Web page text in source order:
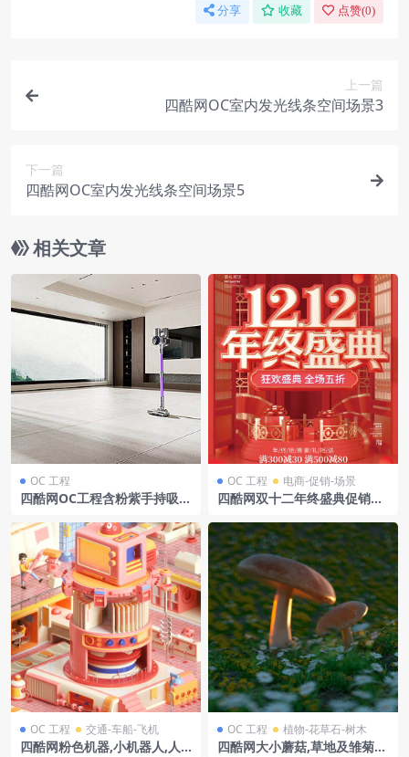
分享 收藏 点赞(0)
上一篇
四酷网OC室内发光线条空间场景3
下一篇
四酷网OC室内发光线条空间场景5
相关文章
OC 工程
四酷网OC工程含粉紫手持吸尘
地面
OC 工程 电商-促销-场景
四酷网双十二年终盛典促销活
OC 工程 交通-车船-飞机
四酷网粉色机器,小机器人,人
OC 工程 植物-花草石-树木
四酷网大小蘑菇,草地及雏菊小